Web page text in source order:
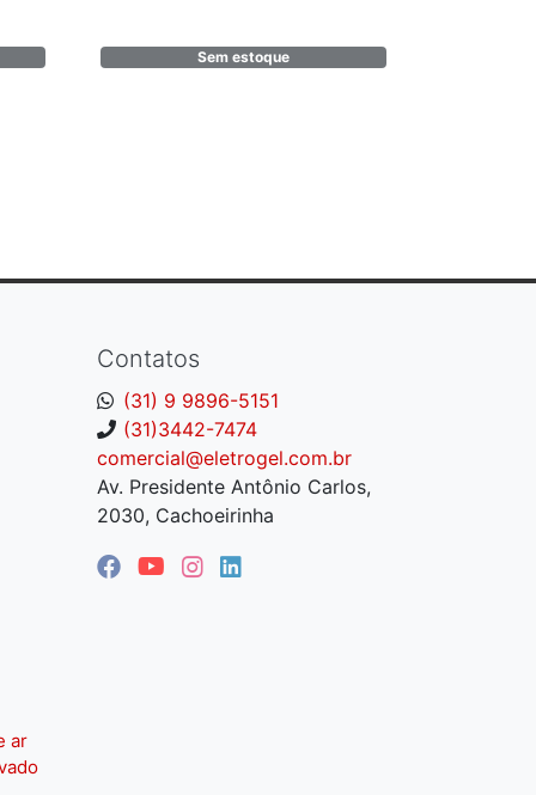
Sem estoque
Contatos
(31) 9 9896-5151
(31)3442-7474
comercial@eletrogel.com.br
Av. Presidente Antônio Carlos,
2030, Cachoeirinha
ar